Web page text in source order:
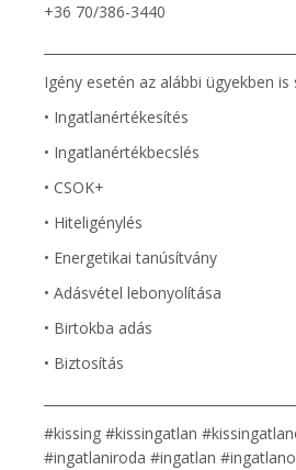
+36 70/386-3440
Igény esetén az alábbi ügyekben is
• Ingatlanértékesítés
• Ingatlanértékbecslés
• CSOK+
• Hiteligénylés
• Energetikai tanúsítvány
• Adásvétel lebonyolítása
• Birtokba adás
• Biztosítás
#kissing #kissingatlan
#ingatlaniroda #ingatlan